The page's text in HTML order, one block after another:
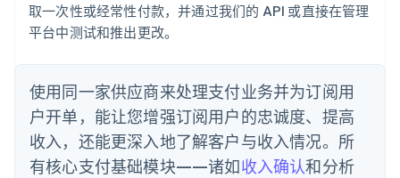
取一次性或经常性付款，并通过我们的 API 或直接在管理
平台中测试和推出更改。
使用同一家供应商来处理支付业务并为订阅用
户开单，能让您增强订阅用户的忠诚度、提高
收入，还能更深入地了解客户与收入情况。所
有核心支付基础模块——诸如收入确认和分析
English
爱尔兰
English
爱沙尼亚
English
奥地利
Deutsch English